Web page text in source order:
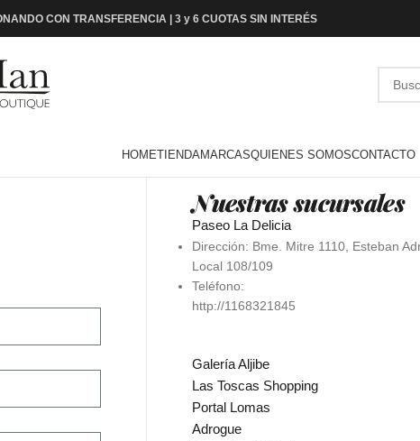
CON TRANSFERENCIA | 3 y 6 CUOTAS SIN INTERÉS
HOMETIENDAMARCASQUIENES SOMOSCONTACTO
Nuestras sucursales
Paseo La Delicia
Dirección: Bme. Mitre 1110, Esteban
Local 108/109
Teléfono:
http://1168321845
Galería Aljibe
Las Toscas Shopping
Portal Lomas
Adrogue